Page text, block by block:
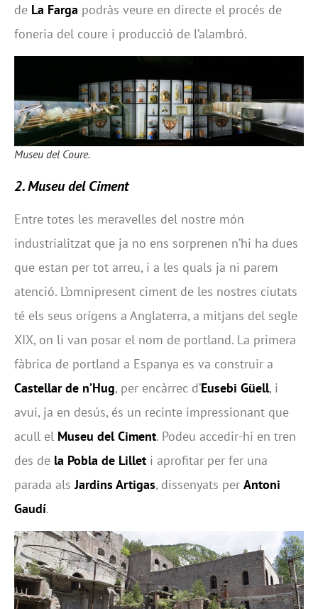
de La Farga podràs veure en directe el procés de
foneria del coure i producció de l’alambró.
Museu del Coure.
2. Museu del Ciment
Entre totes les meravelles del nostre món
industrialitzat que ja no ens sorprenen n’hi ha dues
que estan per tot arreu, i a les quals ja ni parem
atenció. L’omnipresent ciment de les nostres ciutats
té els seus orígens a Anglaterra, a mitjans del segle
XIX, on li van posar el nom de portland. La primera
fàbrica de portland a Espanya es va construir a
Castellar de n’Hug, per encàrrec d’Eusebi Güell, i
avui, ja en desús, és un recinte impressionant que
acull el Museu del Ciment. Podeu accedir-hi en tren
des de la Pobla de Lillet i aprofitar per fer una
parada alsJardins Artigas, dissenyats per Antoni
Gaudí.